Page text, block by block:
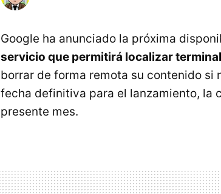
Google ha anunciado la próxima
servicio que permitirá localizar
borrar de forma remota su contenido si
fecha definitiva para el lanzamiento, la
presente mes.